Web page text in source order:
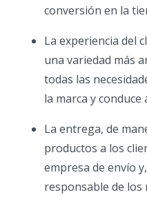
conversión en la
La experiencia del
una variedad más
todas las
la marca y
La entrega, de
productos a los
empresa de envío
responsable de